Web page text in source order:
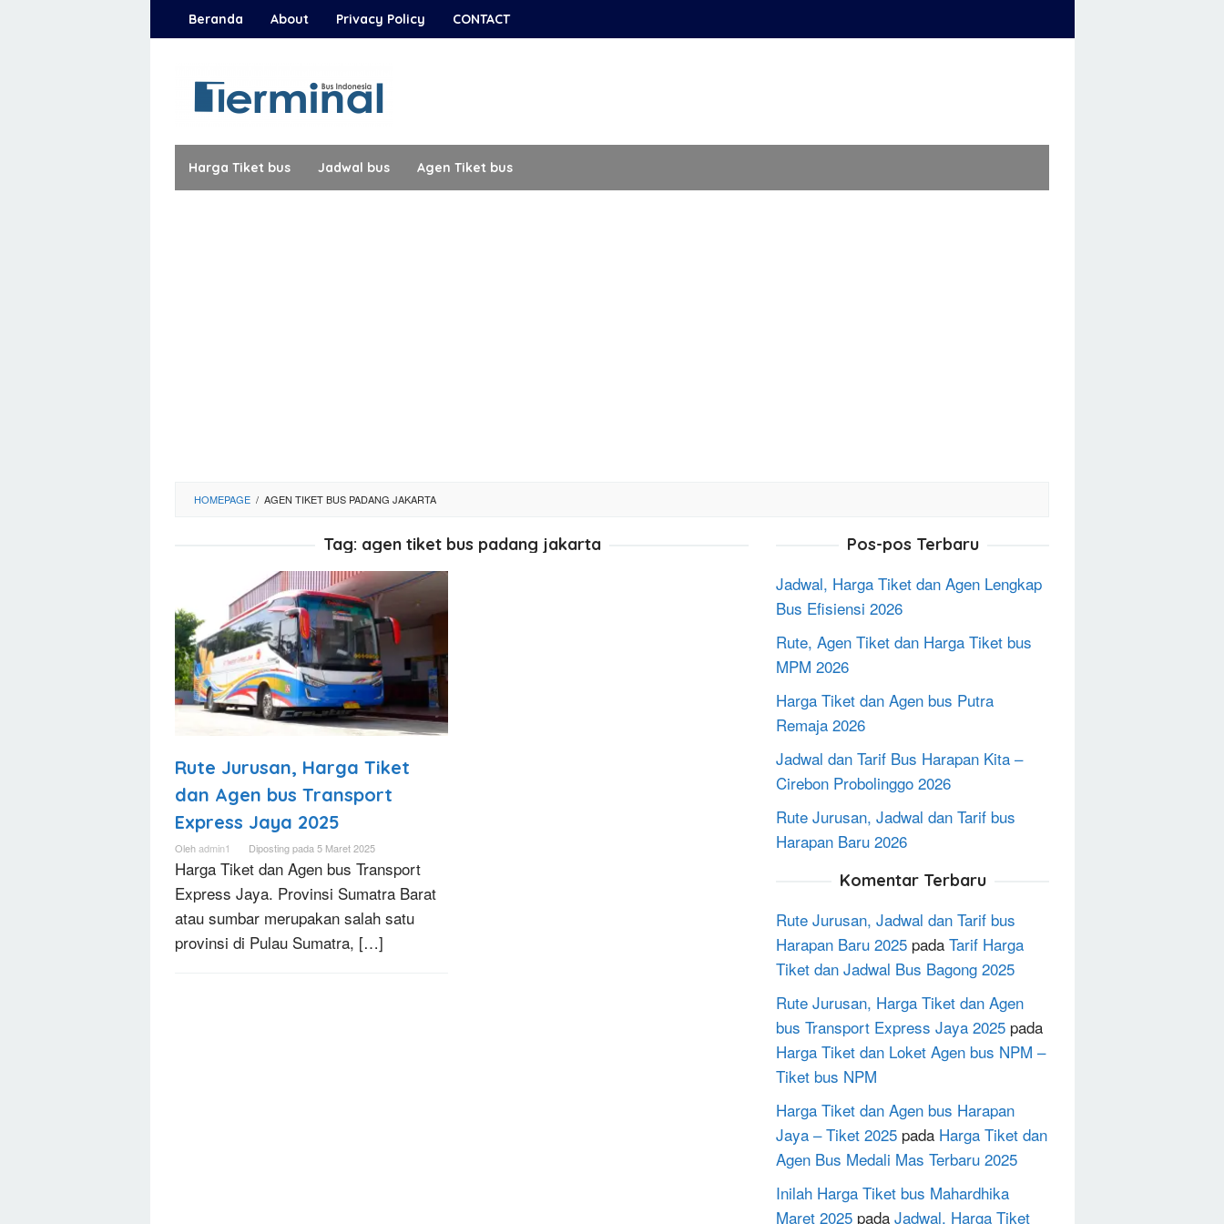
Loncat
ke
Beranda About Privacy Policy CONTACT
Harga Tiket bus Jadwal bus Agen Tiket bus
HOMEPAGE / AGEN TIKET BUS PADANG JAKARTA
Tag: agen tiket bus padang jakarta
Rute Jurusan, Harga Tiket
dan Agen bus Transport
Express Jaya 2025
Olehadmin1 Diposting pada5 Maret 2025
Harga Tiket dan Agen bus Transport
Express Jaya. Provinsi Sumatra Barat
atau sumbar merupakan salah satu
provinsi di Pulau Sumatra, […]
Pos-pos Terbaru
Jadwal, Harga Tiket dan Agen Lengkap
Bus Efisiensi 2026
Rute, Agen Tiket dan Harga Tiket bus
MPM 2026
Harga Tiket dan Agen bus Putra
Remaja 2026
Jadwal dan Tarif Bus Harapan Kita –
Cirebon Probolinggo 2026
Rute Jurusan, Jadwal dan Tarif bus
Harapan Baru 2026
Komentar Terbaru
Rute Jurusan, Jadwal dan Tarif bus
Harapan Baru 2025 pada Tarif Harga
Tiket dan Jadwal Bus Bagong 2025
Rute Jurusan, Harga Tiket dan Agen
bus Transport Express Jaya 2025 pada
Harga Tiket dan Loket Agen bus NPM –
Tiket bus NPM
Harga Tiket dan Agen bus Harapan
Jaya – Tiket 2025 pada Harga Tiket dan
Agen Bus Medali Mas Terbaru 2025
Inilah Harga Tiket bus Mahardhika
Maret 2025 pada Jadwal, Harga Tiket